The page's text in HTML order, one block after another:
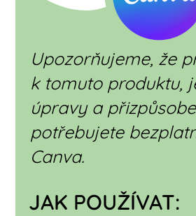
Upozorňujeme, že
k tomuto produktu,
úpravy a
potřebujete
Canva.
JAK POUŽÍVAT: